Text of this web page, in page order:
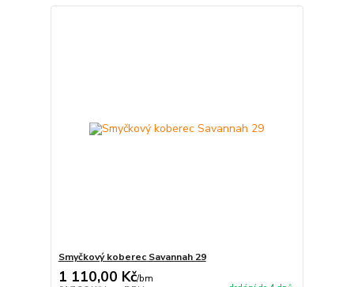
Smyčkový koberec Savannah 29
1 110,00 Kč/bm